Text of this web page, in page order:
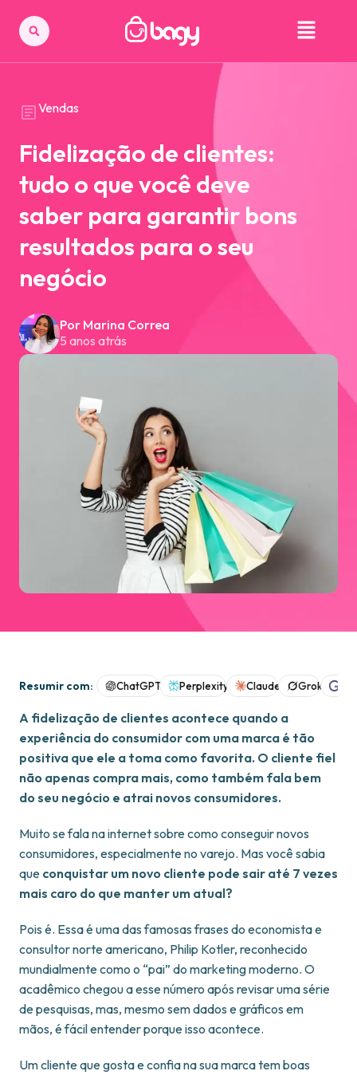
Vendas
Fidelização de clientes:
tudo o que você deve
saber para garantir bons
resultados para o seu
negócio
Por Marina Correa
5 anos atrás
Resumir com: ChatGPT Perplexity Claude Grok
A fidelização de clientes acontece quando a
experiência do consumidor com uma marca é tão
positiva que ele a toma como favorita. O cliente fiel
não apenas compra mais, como também fala bem
do seu negócio e atrai novos consumidores.
Muito se fala na internet sobre como conseguir novos
consumidores, especialmente no varejo. Mas você sabia
que conquistar um novo cliente pode sair até 7 vezes
mais caro do que manter um atual?
Pois é. Essa é uma das famosas frases do economista e
consultor norte americano, Philip Kotler, reconhecido
mundialmente como o “pai” do marketing moderno. O
acadêmico chegou a esse número após revisar uma série
de pesquisas, mas, mesmo sem dados e gráficos em
mãos, é fácil entender porque isso acontece.
Um cliente que gosta e confia na sua marca tem boas